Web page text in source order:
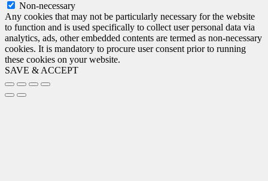
Non-necessary
Any cookies that may not be particularly necessary for the website
to function and is used specifically to collect user personal data via
analytics, ads, other embedded contents are termed as non-necessary
cookies. It is mandatory to procure user consent prior to running
these cookies on your website.
SAVE & ACCEPT